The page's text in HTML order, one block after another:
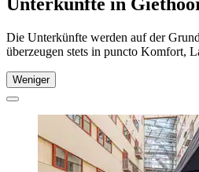
Die Unterkünfte werden auf der
überzeugen stets in puncto Komfort,
Weniger